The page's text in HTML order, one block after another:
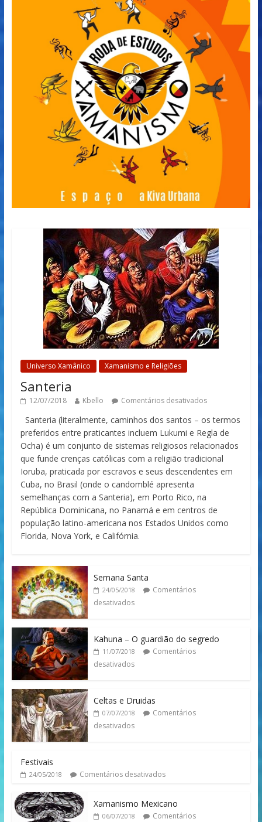
Universo Xamânico Xamanismo e Religiões
Santeria
12/07/2018 Kbello Comentários desativados
Santeria (literalmente, caminhos dos santos – os termos
preferidos entre praticantes incluem Lukumi e Regla de
Ocha) é um conjunto de sistemas religiosos relacionados
que funde crenças católicas com a religião tradicional
Ioruba, praticada por escravos e seus descendentes em
Cuba, no Brasil (onde o candomblé apresenta
semelhanças com a Santeria), em Porto Rico, na
República Dominicana, no Panamá e em centros de
população latino-americana nos Estados Unidos como
Florida, Nova York, e Califórnia.
Semana Santa
24/05/2018
Comentários
desativados
Kahuna – O guardião do segredo
11/07/2018
Comentários
desativados
Celtas e Druidas
07/07/2018
Comentários
desativados
Festivais
24/05/2018 Comentários desativados
Xamanismo Mexicano
06/07/2018
Comentários